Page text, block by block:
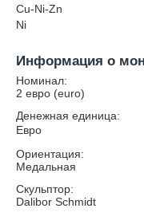
Cu-Ni-Zn
Ni
Информация о
Номинал:
2 евро (euro)
Денежная единица:
Евро
Ориентация:
Медальная
Скульптор:
Dalibor Schmidt